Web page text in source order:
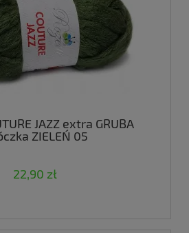
JAZZ extra GRUBA
ZIELEŃ 05
22,90 zł